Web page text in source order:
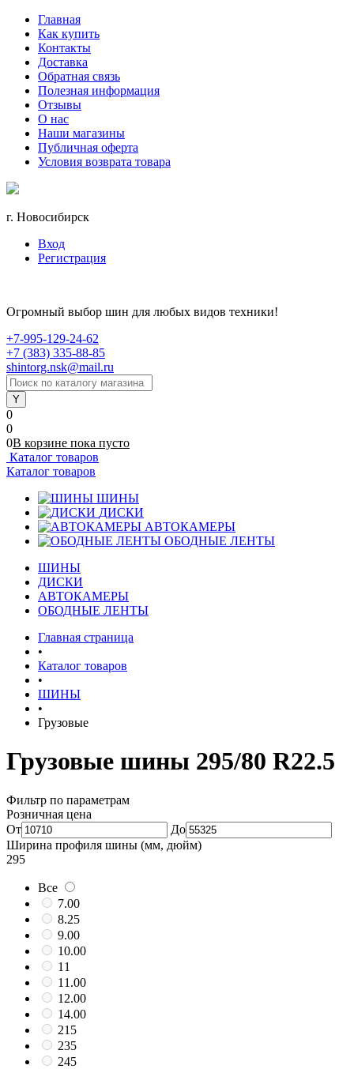
Главная
Как купить
Контакты
Доставка
Обратная связь
Полезная информация
Отзывы
О нас
Наши магазины
Публичная оферта
Условия возврата товара
г. Новосибирск
Вход
Регистрация
Огромный выбор шин для любых видов техники!
+7-995-129-24-62
+7 (383) 335-88-85
shintorg.nsk@mail.ru
0
0
0В корзине пока пусто
Каталог товаров
Каталог товаров
ШИНЫ
ДИСКИ
АВТОКАМЕРЫ
ОБОДНЫЕ ЛЕНТЫ
ШИНЫ
ДИСКИ
АВТОКАМЕРЫ
ОБОДНЫЕ ЛЕНТЫ
Главная страница
•
Каталог товаров
•
ШИНЫ
•
Грузовые
Грузовые шины 295/80 R22.5
Фильтр по параметрам
Розничная цена
От
До
Ширина профиля шины (мм, дюйм)
295
Все
7.00
8.25
9.00
10.00
11
11.00
12.00
14.00
215
235
245